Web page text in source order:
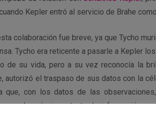
Kepler entró al servicio de Brahe
colaboración fue breve, ya que Tycho
Tycho era reticente a pasarle a Kepler
de su vida, pero a su vez reconocía la
autorizó el traspaso de sus datos con la
que, con los datos de las
y, lo más importante, la información